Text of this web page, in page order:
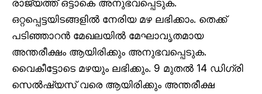
രാജ്യത്ത് ഒട്ടാകെ അനുഭവപ്പെടുക.
ഒറ്റപ്പെട്ടയിടങ്ങളിൽ നേരിയ മഴ ലഭിക്കാം. തെക്ക്
പടിഞ്ഞാറൻ മേഖലയിൽ മേഘാവൃതമായ
അന്തരീക്ഷം ആയിരിക്കും അനുഭവപ്പെടുക.
വൈകീട്ടോടെ മഴയും ലഭിക്കും. 9 മുതൽ 14 ഡിഗ്രി
സെൽഷ്യസ് വരെ ആയിരിക്കും അന്തരീക്ഷ